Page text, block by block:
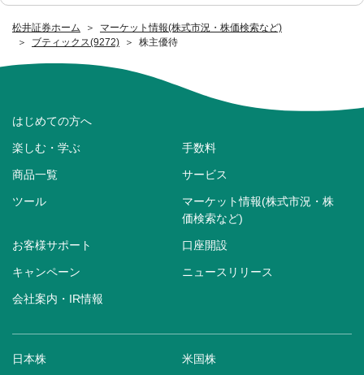
松井証券ホーム
マーケット情報(株式市況・株価検索など)
ブティックス(9272)
株主優待
はじめての方へ
楽しむ・学ぶ 手数料
商品一覧 サービス
ツール
マーケット情報(株式市況・株
価検索など)
お客様サポート 口座開設
キャンペーン ニュースリリース
会社案内・IR情報
日本株 米国株